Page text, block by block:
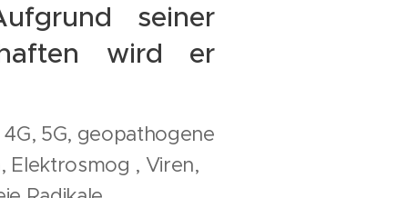
seiner
wird er
4G, 5G, geopathogene
Elektrosmog , Viren,